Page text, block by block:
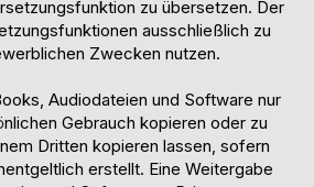
zu übersetzen. Der
ausschließlich zu
Zwecken nutzen.
Audiodateien und Software nur
Gebrauch kopieren oder zu
Dritten kopieren lassen, sofern
erstellt. Eine Weitergabe